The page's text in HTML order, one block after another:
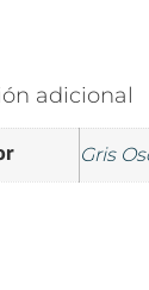
adicional
Gris